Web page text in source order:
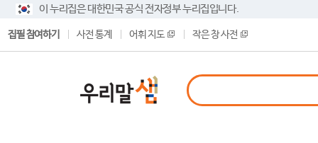
이 누리집은 대한민국 공식 전자정부 누리집입니다.
집필 참여하기 사전 통계 어휘 지도 작은 창 사전